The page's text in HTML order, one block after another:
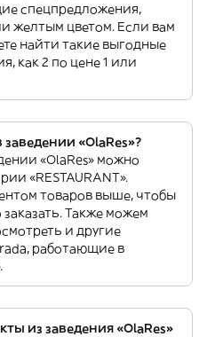
спецпредложения,
желтым цветом. Если вам
найти такие выгодные
как 2 по цене 1 или
«OlaRes»?
«OlaRes» можно
«RESTAURANT».
товаров выше, чтобы
Также можем
и другие
работающие в
из заведения «OlaRes»